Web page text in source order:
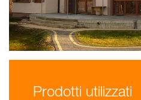
Prodotti utilizzati